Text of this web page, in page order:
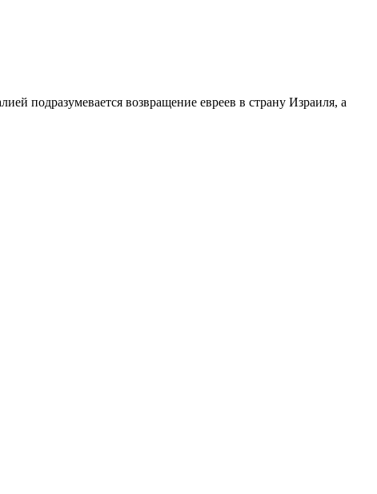
подразумевается возвращение евреев в страну Израиля, а